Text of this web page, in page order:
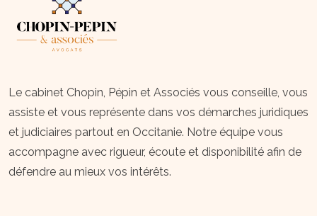
Le cabinet Chopin, Pépin et Associés vous conseille, vous
assiste et vous représente dans vos démarches juridiques
et judiciaires partout en Occitanie. Notre équipe vous
accompagne avec rigueur, écoute et disponibilité afin de
défendre au mieux vos intérêts.